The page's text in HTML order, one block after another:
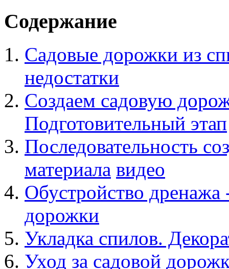
Содержание
Садовые дорожки из
недостатки
Создаем садовую
Подготовительный этап
Последовательность
материала видео
Обустройство дренажа
дорожки
Укладка спилов.
Уход за садовой